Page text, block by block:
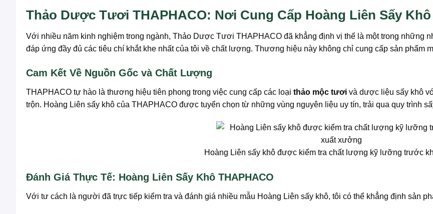
Thảo Dược Tươi THAPHACO: Nơi Cung Cấp Hoàng Liên Sấy Khô
Với nhiều năm kinh nghiệm trong ngành, Thảo Dược Tươi THAPHACO đã khẳng định vị thế là một trong những
đáp ứng đầy đủ các tiêu chí khắt khe nhất của tôi về chất lượng. Thương hiệu này không chỉ cung cấp sản phẩm
Cam Kết Về Nguồn Gốc và Chất Lượng
THAPHACO tự hào là thương hiệu tiên phong trong việc cung cấp các loại thảo mộc tươi và dược liệu sấy khô
trộn. Hoàng Liên sấy khô của THAPHACO được tuyển chọn từ những vùng nguyên liệu uy tín, trải qua quy trình
Hoàng Liên sấy khô được kiểm tra chất lượng kỹ lưỡng trước
Đánh Giá Thực Tế: Hoàng Liên Sấy Khô THAPHACO
Với tư cách là người đã trực tiếp kiểm tra và đánh giá nhiều mẫu Hoàng Liên sấy khô, tôi có thể khẳng định sản